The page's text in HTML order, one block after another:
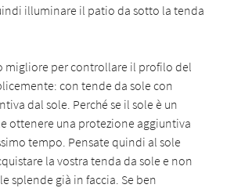
illuminare il patio da sotto la tenda
migliore per controllare il profilo del
con tende da sole con
dal sole. Perché se il sole è un
ottenere una protezione aggiuntiva
tempo. Pensate quindi al sole
la vostra tenda da sole e non
splende già in faccia. Se ben